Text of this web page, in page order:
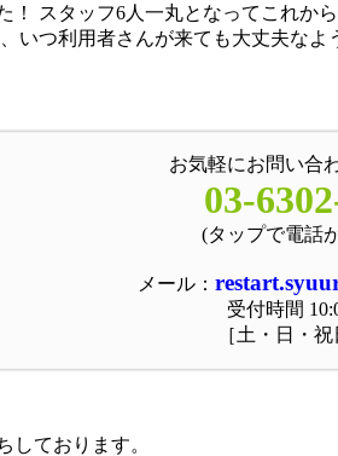
スタッフ6人一丸となってこれ
いつ利用者さんが来ても大丈夫な
お気軽にお問い合
03-
(タップで電話
メール：
受付時間
［土・日・祝
しております。